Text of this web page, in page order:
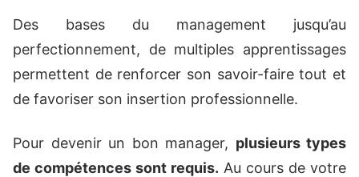
Des bases du management jusqu’au
perfectionnement, de multiples apprentissages
permettent de renforcer son savoir-faire tout et
de favoriser son insertion professionnelle.
Pour devenir un bon manager, plusieurs types
de compétences sont requis. Au cours de votre